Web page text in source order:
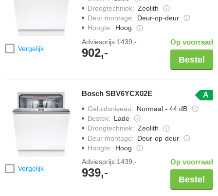
Vergelijk
Droogtechniek: Zeolith
Deur montage: Deur-op-deur
Hoogte: Hoog
Adviesprijs 1439,-
902,-
Op voorraad
Bestel
Vergelijk
Bosch SBV6YCX02E A
Geluidsniveau: Normaal - 44 dB
Bestek: Lade
Droogtechniek: Zeolith
Deur montage: Deur-op-deur
Hoogte: Hoog
Adviesprijs 1439,-
939,-
Op voorraad
Bestel